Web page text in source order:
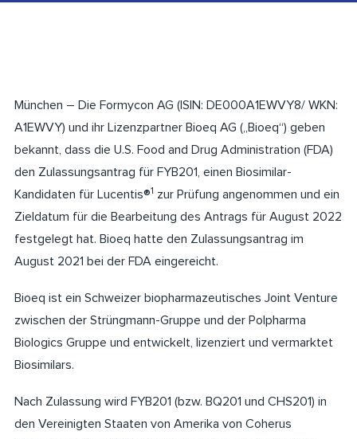
München – Die Formycon AG (ISIN: DE000A1EWVY8/ WKN:
A1EWVY) und ihr Lizenzpartner Bioeq AG („Bioeq“) geben
bekannt, dass die U.S. Food and Drug Administration (FDA)
den Zulassungsantrag für FYB201, einen Biosimilar-
Kandidaten für Lucentis®1 zur Prüfung angenommen und ein
Zieldatum für die Bearbeitung des Antrags für August 2022
festgelegt hat. Bioeq hatte den Zulassungsantrag im
August 2021 bei der FDA eingereicht.
Bioeq ist ein Schweizer biopharmazeutisches Joint Venture
zwischen der Strüngmann-Gruppe und der Polpharma
Biologics Gruppe und entwickelt, lizenziert und vermarktet
Biosimilars.
Nach Zulassung wird FYB201 (bzw. BQ201 und CHS201) in
den Vereinigten Staaten von Amerika von Coherus